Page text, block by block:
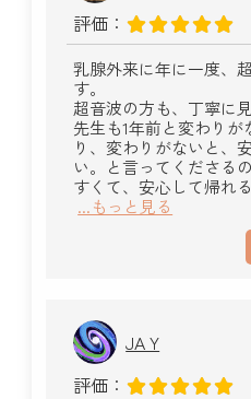
評価：
乳腺外来に年に一度、
す。
超音波の方も、丁寧に
先生も1年前と変わり
り、変わりがないと、
い。と言ってくださる
すくて、安心して帰れ
...もっと見る
JA Y
評価：